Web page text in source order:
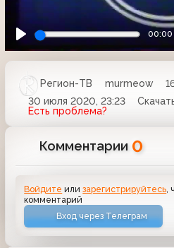
00:00
Регион-ТВ murmeow
30 июля 2020, 23:23
Есть проблема?
Комментарии 0
Войдите илизарегистрируйтесь
комментарий
Вход через Телеграм